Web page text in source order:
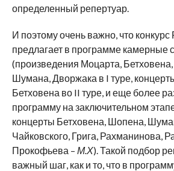
определенный репертуар.
И поэтому очень важно, что
предлагает в программе камерные
(произведения Моцарта,
Шумана, Дворжака в I туре,
Бетховена во II туре, и еще более
программу на заключительном
концерты Бетховена, Шопена,
Чайковского, Грига, Рахманинова,
Прокофьева – М.Х). Такой подбор
важный шаг, как и то, что в